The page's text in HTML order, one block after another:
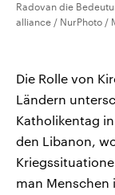
Radovan die
alliance / NurPhoto /
Die Rolle von
Ländern
Katholikentag
den Libanon,
man